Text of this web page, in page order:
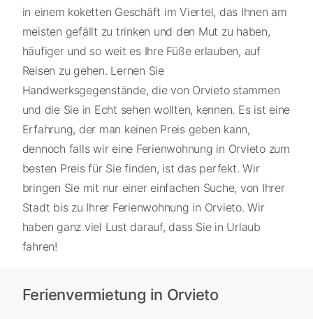
in einem koketten Geschäft im Viertel, das Ihnen am
meisten gefällt zu trinken und den Mut zu haben,
häufiger und so weit es Ihre Füße erlauben, auf
Reisen zu gehen. Lernen Sie
Handwerksgegenstände, die von Orvieto stammen
und die Sie in Echt sehen wollten, kennen. Es ist eine
Erfahrung, der man keinen Preis geben kann,
dennoch falls wir eine Ferienwohnung in Orvieto zum
besten Preis für Sie finden, ist das perfekt. Wir
bringen Sie mit nur einer einfachen Suche, von Ihrer
Stadt bis zu Ihrer Ferienwohnung in Orvieto. Wir
haben ganz viel Lust darauf, dass Sie in Urlaub
fahren!
Ferienvermietung in Orvieto